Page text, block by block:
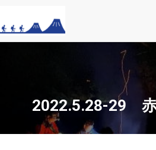
2022.5.28-29